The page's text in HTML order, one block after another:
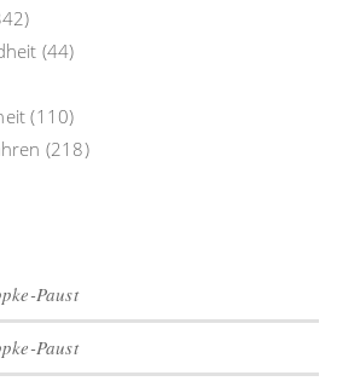
(44)
(110)
(218)
Paust
Paust